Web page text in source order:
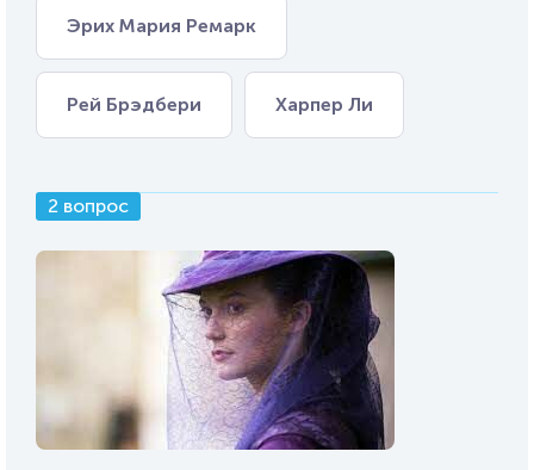
Эрих Мария Ремарк
Рей Брэдбери Харпер Ли
2 вопрос